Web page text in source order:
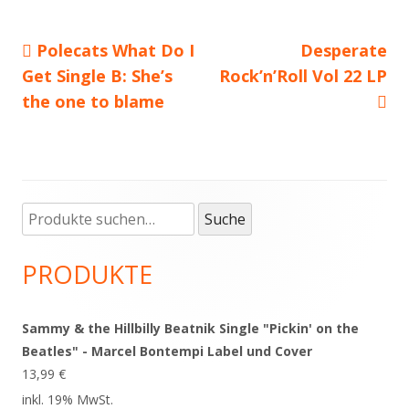
Beitragsnavigation
Vorheriger
Beitrag:
Polecats What Do I
Get Single B: She’s
the one to blame
Nächster
Beitrag
Desperate
Rock’n’Roll Vol 22 LP
Haupt-
Seitenleiste
Suche
nach:
Suche
PRODUKTE
Sammy & the Hillbilly Beatnik Single "Pickin' on the
Beatles" - Marcel Bontempi Label und Cover
13,99 €
inkl. 19% MwSt.